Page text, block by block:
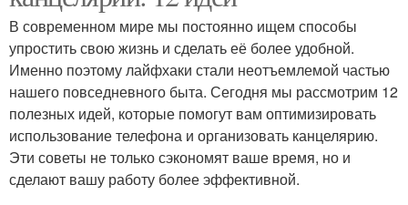
В современном мире мы постоянно ищем способы
упростить свою жизнь и сделать её более удобной.
Именно поэтому лайфхаки стали неотъемлемой частью
нашего повседневного быта. Сегодня мы рассмотрим 12
полезных идей, которые помогут вам оптимизировать
использование телефона и организовать канцелярию.
Эти советы не только сэкономят ваше время, но и
сделают вашу работу более эффективной.